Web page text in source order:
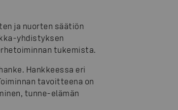
ja nuorten säätiön
yhdistyksen
tukemista.
Hankkeessa eri
tavoitteena on
tunne-elämän